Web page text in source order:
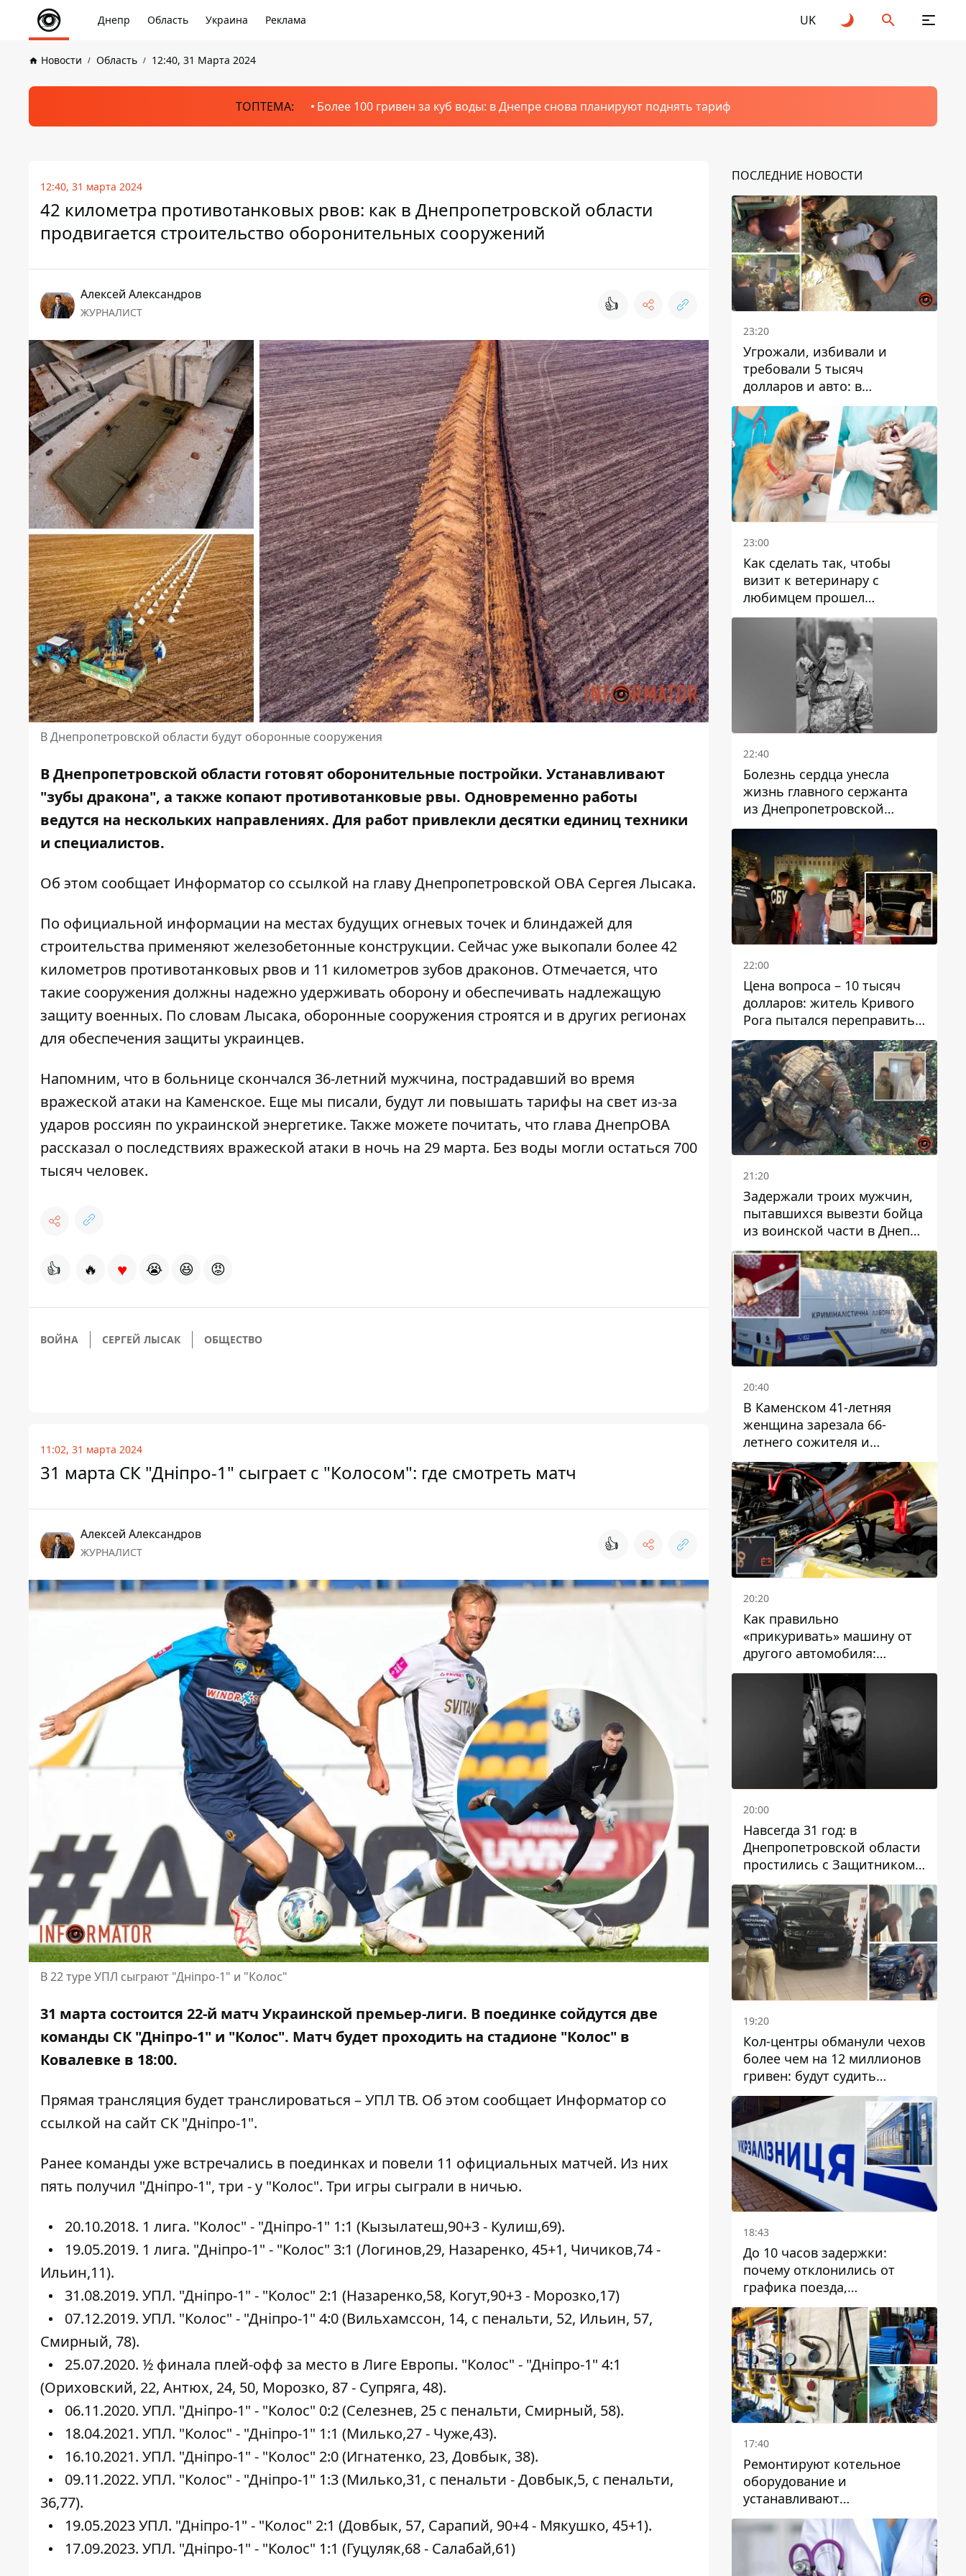
Днепр Область Украина Реклама UK
Новости Область 12:40, 31 Марта 2024
ТОПТЕМА: Более 100 гривен за куб воды: в Днепре снова планируют поднять тариф
12:40, 31 марта 2024
42 километра противотанковых рвов: как в Днепропетровской области
продвигается строительство оборонительных сооружений
Алексей Александров
ЖУРНАЛИСТ 👍
В Днепропетровской области будут оборонные сооружения
В Днепропетровской области готовят оборонительные постройки. Устанавливают
"зубы дракона", а также копают противотанковые рвы. Одновременно работы
ведутся на нескольких направлениях. Для работ привлекли десятки единиц техники
и специалистов.
Об этом сообщает Информатор со ссылкой на главу Днепропетровской ОВА Сергея Лысака.
По официальной информации на местах будущих огневых точек и блиндажей для
строительства применяют железобетонные конструкции. Сейчас уже выкопали более 42
километров противотанковых рвов и 11 километров зубов драконов. Отмечается, что
такие сооружения должны надежно удерживать оборону и обеспечивать надлежащую
защиту военных. По словам Лысака, оборонные сооружения строятся и в других регионах
для обеспечения защиты украинцев.
Напомним, что в больнице скончался 36-летний мужчина, пострадавший во время
вражеской атаки на Каменское. Еще мы писали, будут ли повышать тарифы на свет из-за
ударов россиян по украинской энергетике. Также можете почитать, что глава ДнепрОВА
рассказал о последствиях вражеской атаки в ночь на 29 марта. Без воды могли остаться 700
тысяч человек.
👍 🔥 ♥ 😭 😆 😡
ВОЙНА СЕРГЕЙ ЛЫСАК ОБЩЕСТВО
11:02, 31 марта 2024
31 марта СК "Дніпро-1" сыграет с "Колосом": где смотреть матч
Алексей Александров
ЖУРНАЛИСТ 👍
В 22 туре УПЛ сыграют "Дніпро-1" и "Колос"
31 марта состоится 22-й матч Украинской премьер-лиги. В поединке сойдутся две
команды СК "Дніпро-1" и "Колос". Матч будет проходить на стадионе "Колос" в
Ковалевке в 18:00.
Прямая трансляция будет транслироваться – УПЛ ТВ. Об этом сообщает Информатор со
ссылкой на сайт СК "Дніпро-1".
Ранее команды уже встречались в поединках и повели 11 официальных матчей. Из них
пять получил "Дніпро-1", три - у "Колос". Три игры сыграли в ничью.
20.10.2018. 1 лига. "Колос" - "Дніпро-1" 1:1 (Кызылатеш,90+3 - Кулиш,69).
19.05.2019. 1 лига. "Дніпро-1" - "Колос" 3:1 (Логинов,29, Назаренко, 45+1, Чичиков,74 -
Ильин,11).
31.08.2019. УПЛ. "Дніпро-1" - "Колос" 2:1 (Назаренко,58, Когут,90+3 - Морозко,17)
07.12.2019. УПЛ. "Колос" - "Дніпро-1" 4:0 (Вильхамссон, 14, с пенальти, 52, Ильин, 57,
Смирный, 78).
25.07.2020. ½ финала плей-офф за место в Лиге Европы. "Колос" - "Дніпро-1" 4:1
(Ориховский, 22, Антюх, 24, 50, Морозко, 87 - Супряга, 48).
06.11.2020. УПЛ. "Дніпро-1" - "Колос" 0:2 (Селезнев, 25 с пенальти, Смирный, 58).
18.04.2021. УПЛ. "Колос" - "Дніпро-1" 1:1 (Милько,27 - Чуже,43).
16.10.2021. УПЛ. "Дніпро-1" - "Колос" 2:0 (Игнатенко, 23, Довбык, 38).
09.11.2022. УПЛ. "Колос" - "Дніпро-1" 1:3 (Милько,31, с пенальти - Довбык,5, с пенальти,
36,77).
19.05.2023 УПЛ. "Дніпро-1" - "Колос" 2:1 (Довбык, 57, Сарапий, 90+4 - Мякушко, 45+1).
17.09.2023. УПЛ. "Дніпро-1" - "Колос" 1:1 (Гуцуляк,68 - Салабай,61)
ПОСЛЕДНИЕ НОВОСТИ
23:20
Угрожали, избивали и
требовали 5 тысяч
долларов и авто: в
Павлограде задержали двух
мужчин
23:00
Как сделать так, чтобы
визит к ветеринару с
любимцем прошел
спокойно: простые советы
22:40
Болезнь сердца унесла
жизнь главного сержанта
из Днепропетровской
области Юрия Свистуна
22:00
Цена вопроса – 10 тысяч
долларов: житель Кривого
Рога пытался переправить
мужчину в Словакию
21:20
Задержали троих мужчин,
пытавшихся вывезти бойца
из воинской части в Днепр
за 7 тысяч долларов: среди
них был врач
20:40
В Каменском 41-летняя
женщина зарезала 66-
летнего сожителя и
пыталась обмануть
полицейских
20:20
Как правильно
«прикуривать» машину от
другого автомобиля:
инструкция для водителей
20:00
Навсегда 31 год: в
Днепропетровской области
простились с Защитником
Александром Репиным
19:20
Кол-центры обманули чехов
более чем на 12 миллионов
гривен: будут судить
днепрянина,
организовавшего
транснациональную
преступную организацию
18:43
До 10 часов задержки:
почему отклонились от
графика поезда,
курсирующие через Днепр
и область
17:40
Ремонтируют котельное
оборудование и
устанавливают
генераторные установки:
как в Днепре готовятся к
отопительному сезону